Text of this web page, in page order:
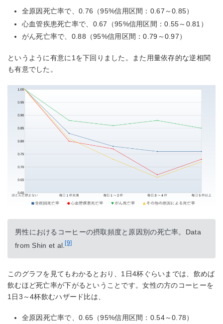
全原因死亡率で、0.76（95%信用区間：0.67～0.85）
心血管疾患死亡率で、0.67（95%信用区間：0.55～0.81）
がん死亡率で、0.88（95%信用区間：0.79～0.97）
というように有意に1を下回りました。また用量依存的な逆相関
も有意でした。
男性におけるコーヒーの摂取頻度と原因別の死亡率。Data
from Shin et al.[9]
このグラフを見てもわかるとおり、1日4杯ぐらいまでは、飲めば
飲むほど死亡率が下がるということです。女性の方のコーヒーを
1日3～4杯飲むハザード比は、
全原因死亡率で、0.65（95%信用区間：0.54～0.78）